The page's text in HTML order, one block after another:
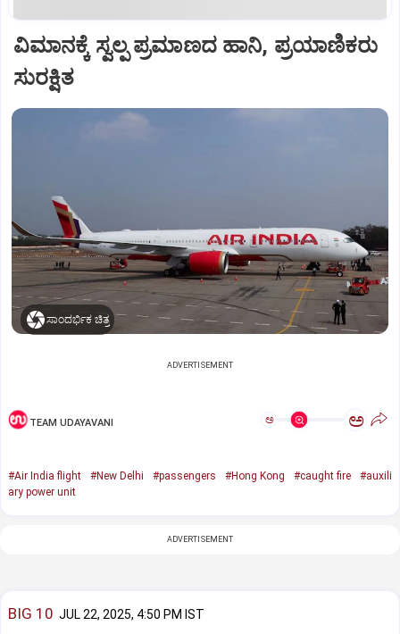
ವಿಮಾನಕ್ಕೆ ಸ್ವಲ್ಪ ಪ್ರಮಾಣದ ಹಾನಿ, ಪ್ರಯಾಣಿಕರು
ಸುರಕ್ಷಿತ
ಸಾಂದರ್ಭಿಕ ಚಿತ್ರ
ADVERTISEMENT
TEAM UDAYAVANI ಅ ಅ
#Air India flight #New Delhi #passengers #Hong Kong #caught fire
#auxili
ary power unit
ADVERTISEMENT
BIG 10 JUL 22, 2025, 4:50 PM IST